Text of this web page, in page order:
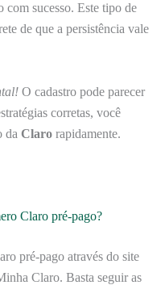
com sucesso. Este tipo de
de que a persistência vale
O cadastro pode parecer
corretas, você
da Claro rapidamente.
Claro pré-pago?
pré-pago através do site
Claro. Basta seguir as